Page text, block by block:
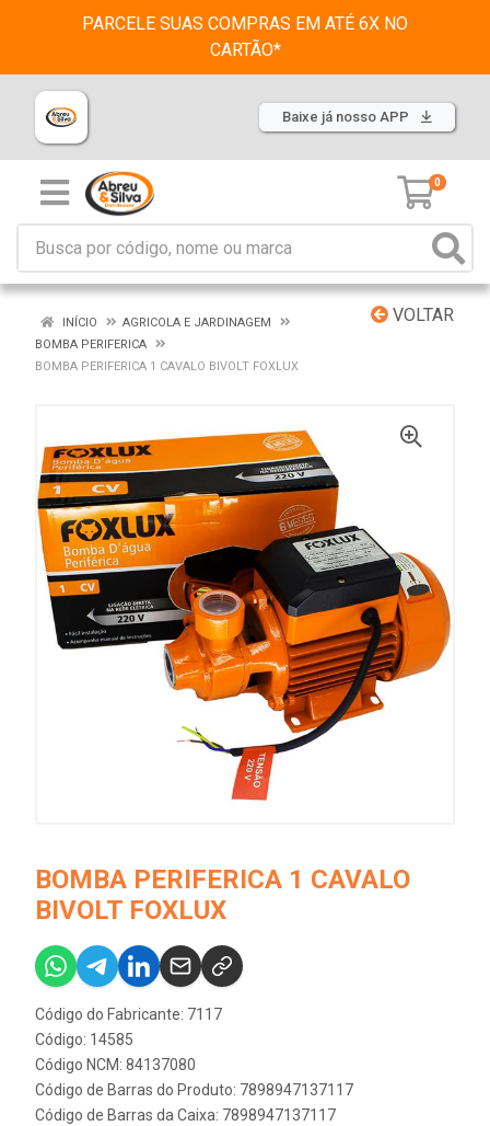
PARCELE SUAS COMPRAS EM ATÉ 6X NO
CARTÃO*
Baixe já nosso APP
0
VOLTAR
INÍCIO
AGRICOLA E JARDINAGEM
BOMBA PERIFERICA
BOMBA PERIFERICA 1 CAVALO BIVOLT FOXLUX
BOMBA PERIFERICA 1 CAVALO
BIVOLT FOXLUX
Código do Fabricante: 7117
Código: 14585
Código NCM: 84137080
Código de Barras do Produto: 7898947137117
Código de Barras da Caixa: 7898947137117